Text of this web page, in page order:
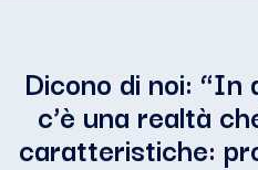
Dicono di noi: “In
c’è una realtà
caratteristiche: